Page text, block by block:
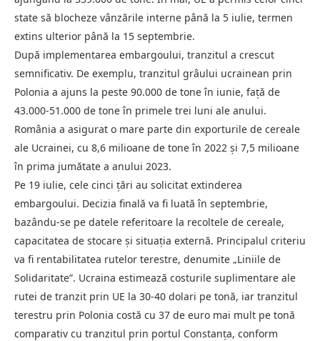
state să blocheze vânzările interne până la 5 iulie, termen
extins ulterior până la 15 septembrie.
După implementarea embargoului, tranzitul a crescut
semnificativ. De exemplu, tranzitul grâului ucrainean prin
Polonia a ajuns la peste 90.000 de tone în iunie, față de
43.000-51.000 de tone în primele trei luni ale anului.
România a asigurat o mare parte din exporturile de cereale
ale Ucrainei, cu 8,6 milioane de tone în 2022 și 7,5 milioane
în prima jumătate a anului 2023.
Pe 19 iulie, cele cinci țări au solicitat extinderea
embargoului. Decizia finală va fi luată în septembrie,
bazându-se pe datele referitoare la recoltele de cereale,
capacitatea de stocare și situația externă. Principalul criteriu
va fi rentabilitatea rutelor terestre, denumite „Liniile de
Solidaritate”. Ucraina estimează costurile suplimentare ale
rutei de tranzit prin UE la 30-40 dolari pe tonă, iar tranzitul
terestru prin Polonia costă cu 37 de euro mai mult pe tonă
comparativ cu tranzitul prin portul Constanța, conform